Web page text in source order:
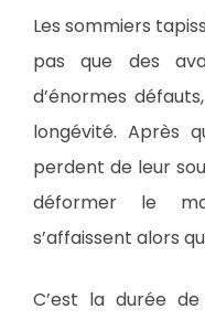
Les sommiers
pas que des
d’énormes
longévité. Après
perdent de leur
déformer le
s’affaissent alors
C’est la durée